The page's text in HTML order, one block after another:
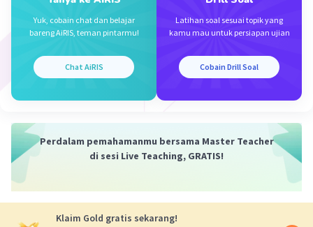
Yuk, cobain chat dan belajar
bareng AiRIS, teman pintarmu!
Chat AiRIS
Latihan soal sesuai topik yang
kamu mau untuk persiapan ujian
Cobain Drill Soal
Perdalam pemahamanmu bersama Master Teacher
di sesi Live Teaching, GRATIS!
Klaim Gold gratis sekarang!